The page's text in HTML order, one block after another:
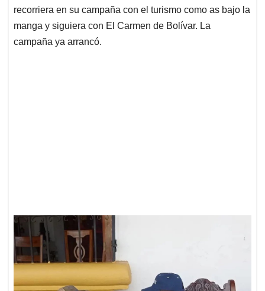
recorriera en su campaña con el turismo como as bajo la
manga y siguiera con El Carmen de Bolívar. La
campaña ya arrancó.